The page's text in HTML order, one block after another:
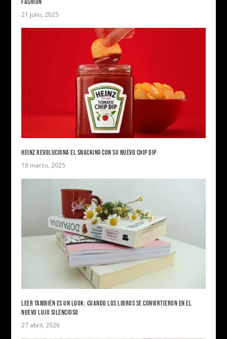
FASHION
21 julio, 2025
HEINZ REVOLUCIONA EL SNACKING CON SU NUEVO CHIP DIP
18 marzo, 2025
LEER TAMBIÉN ES UN LOOK: CUANDO LOS LIBROS SE CONVIRTIERON EN EL
NUEVO LUJO SILENCIOSO
27 abril, 2026